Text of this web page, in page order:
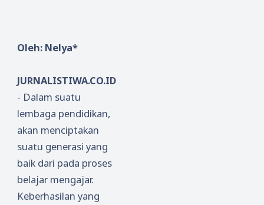
Oleh: Nelya*
JURNALISTIWA.CO.ID
- Dalam suatu
lembaga pendidikan,
akan menciptakan
suatu generasi yang
baik dari pada proses
belajar mengajar.
Keberhasilan yang